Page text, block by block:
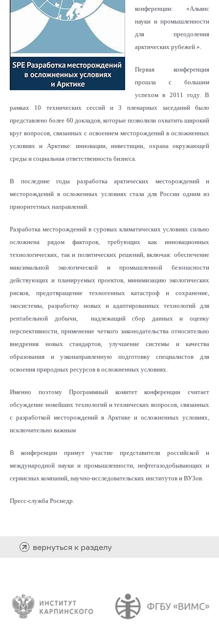
конференции: «Альянс
науки и промышленности
для преодоления
арктических рубежей ».
Первая конференция
прошла с большим
успехом в 2011 году. В
рамках 10 технических сессий и 3 пленарных заседаний было
представлено более 60 докладов, которые позволили охватить широкий
круг вопросов, связанных с освоением месторождений в осложненных
условиях и Арктике: инновации, инвестиции, охрана окружающей
среды и социальная ответственность бизнеса.
В последние годы разработка арктических месторождений и
месторождений в осложенных условиях стала для России одним из
приоритетных направлений.
Разработка месторождений в суровых климатических условиях сильно
осложнена рядом факторов, требующих как инновационных
технологических, так и политических решений, включая: обеспечение
максимальной экологической и промышленной безопасности
действующих и планируемых проектов, минимизацию экологических
рисков, предотвращение техногенных катастроф и сохранение,
экосистемы, разработку новых и адаптированных технологий для
рентабельной добычи, надлежащий сбор данных и оценку
перспективности, применение четкого законодательства относительно
внедрения новых стандартов, улучшение системы и качества
образования и узконаправленную подготовку специалистов для
освоения природных ресурсов в осложненных условиях.
Именно поэтому Программный комитет конференции считает
обсуждение новейших технологий и технических вопросов, связанных
с разработкой месторождений в Арктике и осложненных условиях,
исключительно важным
В конференции примут участие представители российской и
международной науки и промышленности, нефтегазодобывающих и
сервисных компаний, научно-исследовательских институтов и ВУЗов.
Пресс-служба Роснедр.
вернуться к разделу